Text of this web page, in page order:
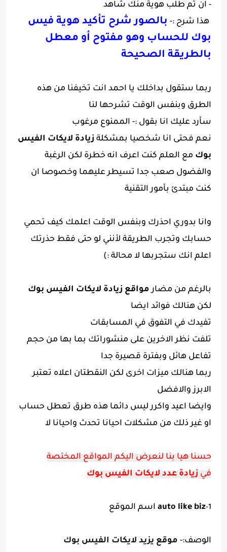
- ان تم طلب هوية منك شاهد
هذا شرح :- بالصور شرح تأكيد هوية فيس
بوك للحساب وهو مفتوح أو معطل
بالطريقة الصحيحة
ربما ستقول بداخلك يا احمد انت تخيفنا من هذه
الطرق وبنفس الوقت تشرحها لنا
سأرد عليك انا بقول :- الممنوع مرغوب
نعم فحتى انا شخصيا بمشكلة زيادة لايكات الفيس
بوك مع العلم كنت اعرف انه خطرة لكن الرغبة
والفضول صعب جدا تسيطر عليهما وخصوصا ان
كنت مبتدئ بأمور التقنية
وانا بدوري احذرك وبنفس الوقت اعلمك كيف تحمي
حسابك وتجرب الطريقة لأنني لو حتى فقط حذرتك
اعلم انك ستجربها لا محالة :)
بالرغم من مضارمواقع زيادة لايكات الفيس بوك
لكن هنالك فوائد ايضا
تفيدك في التفوق في المسابقات
تلفت نظر الاخرين على منشوراتك بما بها من حجم
تفاعل هائل وبفترة قصيرة جدا
ربما هنالك ميزات اخرى لكن النقطتان اعلاه تعتبر
الابرز والافضل
وايضا اعيد واكرر ليس دائما هذه طرق تعطل حساب
او غير ذلك من مشكلات احيانا تحدث واحيانا لا
حسنا هيا بنا لنعرض اليكم المواقع المختصة
في زيادة عدد لايكات الفيس بوك
1-
auto like biz اسم الموقع
الوصف:- موقع يزيد لايكات الفيس بوك